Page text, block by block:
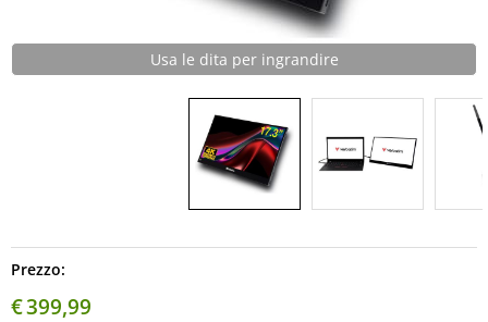
Informatica
Elettrodomestici
MEDIC
Usa le dita per ingrandire
Prezzo:
€399,99